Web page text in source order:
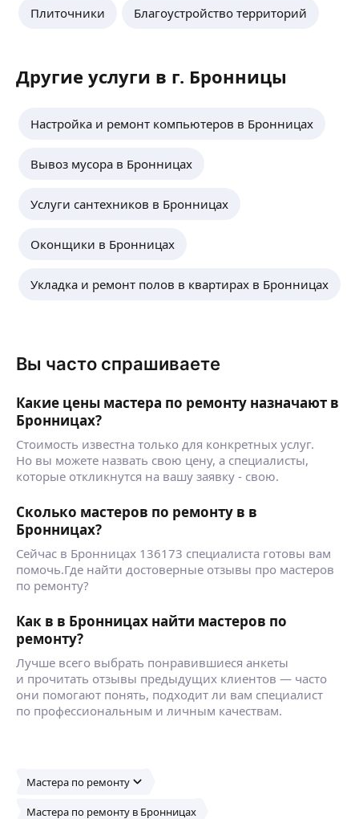
Плиточники Благоустройство территорий
Другие услуги в г. Бронницы
Настройка и ремонт компьютеров в Бронницах
Вывоз мусора в Бронницах
Услуги сантехников в Бронницах
Оконщики в Бронницах
Укладка и ремонт полов в квартирах в Бронницах
Вы часто спрашиваете
Какие цены мастера по ремонту назначают в
Бронницах?
Стоимость известна только для конкретных услуг.
Но вы можете назвать свою цену, а специалисты,
которые откликнутся на вашу заявку - свою.
Сколько мастеров по ремонту в в
Бронницах?
Сейчас в Бронницах 136173 специалиста готовы вам
помочь.Где найти достоверные отзывы про мастеров
по ремонту?
Как в в Бронницах найти мастеров по
ремонту?
Лучше всего выбрать понравившиеся анкеты
и прочитать отзывы предыдущих клиентов — часто
они помогают понять, подходит ли вам специалист
по профессиональным и личным качествам.
Мастера по ремонту
Мастера по ремонту в Бронницах